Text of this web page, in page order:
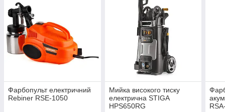
Фарбопульт електричний
Rebiner RSE-1050
Мийка високого тиску
електрична STIGA
HPS650RG